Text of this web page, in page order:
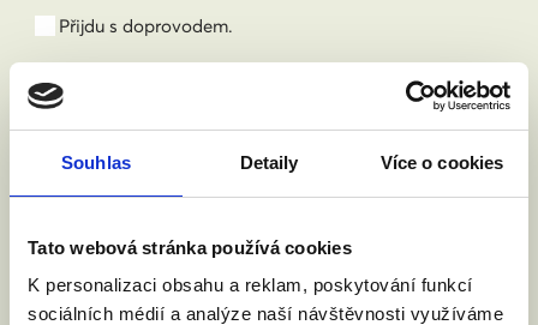
Souhlas Detaily Více o cookies
Tato webová stránka používá cookies
K personalizaci obsahu a reklam, poskytování funkcí
sociálních médií a analýze naší návštěvnosti využíváme
Přijdu s doprovodem.
Souhlasím se zpracováním osobních údajů podle